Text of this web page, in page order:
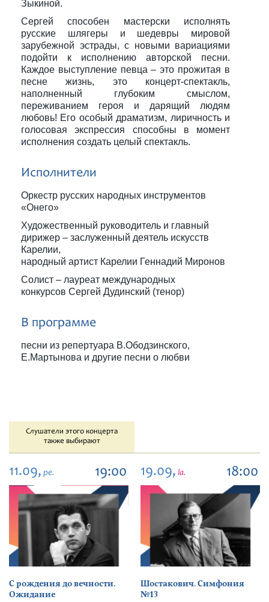
Зыкиной.
Сергей способен мастерски исполнять
русские шлягеры и шедевры мировой
зарубежной эстрады, с новыми вариациями
подойти к исполнению авторской песни.
Каждое выступление певца – это прожитая в
песне жизнь, это концерт-спектакль,
наполненный глубоким смыслом,
переживанием героя и дарящий людям
любовь! Его особый драматизм, лиричность и
голосовая экспрессия способны в момент
исполнения создать целый спектакль.
Исполнители
Оркестр русских народных инструментов
«Онего»
Художественный руководитель и главный
дирижер – заслуженный деятель искусств
Карелии,
народный артист Карелии Геннадий Миронов
Солист – лауреат международных
конкурсов Сергей Дудинский (тенор)
В программе
песни из репертуара В.Ободзинского,
Е.Мартынова и другие песни о любви
Слушатели этого концерта
также выбирают
11.09, pe. 19:00
С рождения до вечности.
Ожидание
19.09, la. 18:00
Шостакович. Симфония
№13